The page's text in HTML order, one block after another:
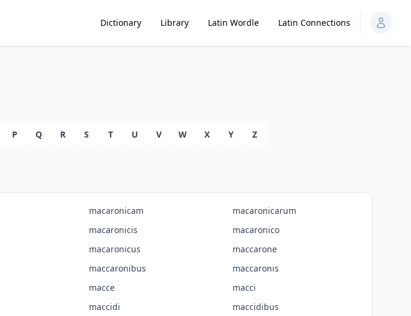
Dictionary Library Latin Wordle Latin Connections
P Q R S T U V W X Y Z
macaronicam
macaronicarum
macaronicis
macaronico
macaronicus
maccarone
maccaronibus
maccaronis
macce
macci
maccidi
maccidibus